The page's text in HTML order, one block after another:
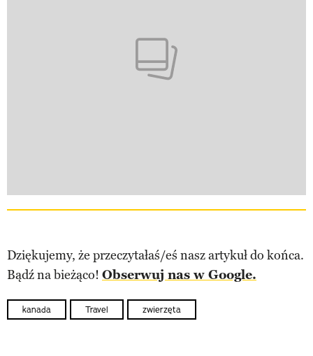
Dziękujemy, że przeczytałaś/eś nasz artykuł do końca.
Bądź na bieżąco! Obserwuj nas w Google.
kanada Travel zwierzęta